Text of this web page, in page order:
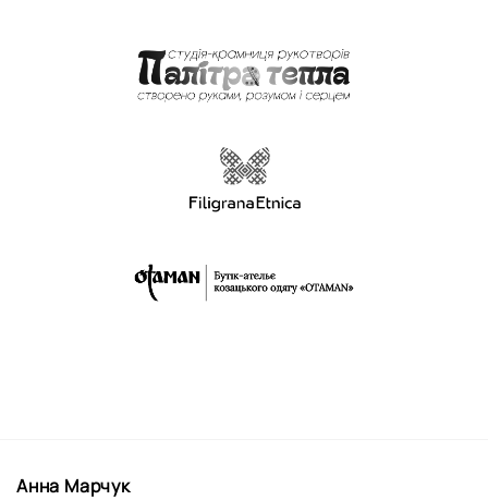
Анна Марчук